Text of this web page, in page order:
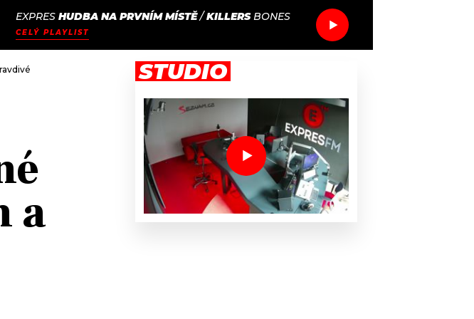
EXPRES HUDBA NA PRVNÍM MÍSTĚ/KILLERS BONES
CELÝ PLAYLIST
a
STUDIO